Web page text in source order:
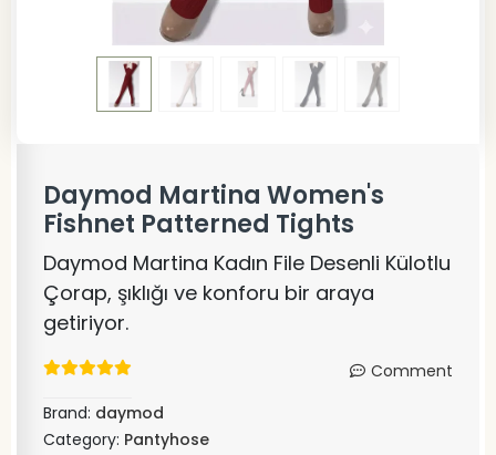
Daymod Martina Women's
Fishnet Patterned Tights
Daymod Martina Kadın File Desenli Külotlu
Çorap, şıklığı ve konforu bir araya
getiriyor.
Comment
Brand: daymod
Category: Pantyhose